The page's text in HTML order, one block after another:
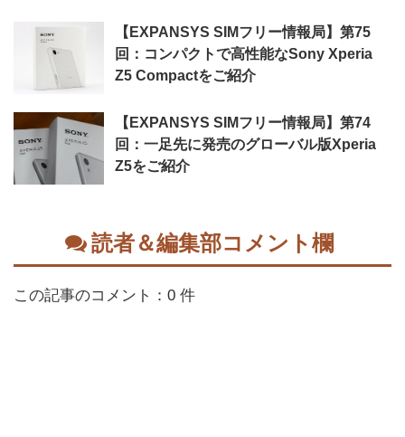
【EXPANSYS SIMフリー情報局】第75
回：コンパクトで高性能なSony Xperia
Z5 Compactをご紹介
【EXPANSYS SIMフリー情報局】第74
回：一足先に発売のグローバル版Xperia
Z5をご紹介
読者＆編集部コメント欄
この記事のコメント：0 件